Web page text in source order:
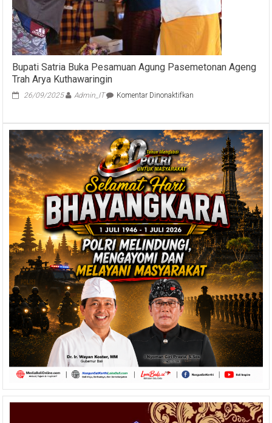
Nusa
Bupati Satria Buka Pesamuan Agung Pasemetonan Ageng
Trah Arya Kuthawaringin
26/09/2025 Admin_IT Komentar Dinonaktifkan
Pesamuan
Pasemetonan
Ageng
Trah
Arya
Kuthawaringin